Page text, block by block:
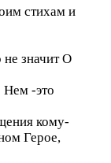
стихам и
значит О
Нем -это
кому-
Герое,